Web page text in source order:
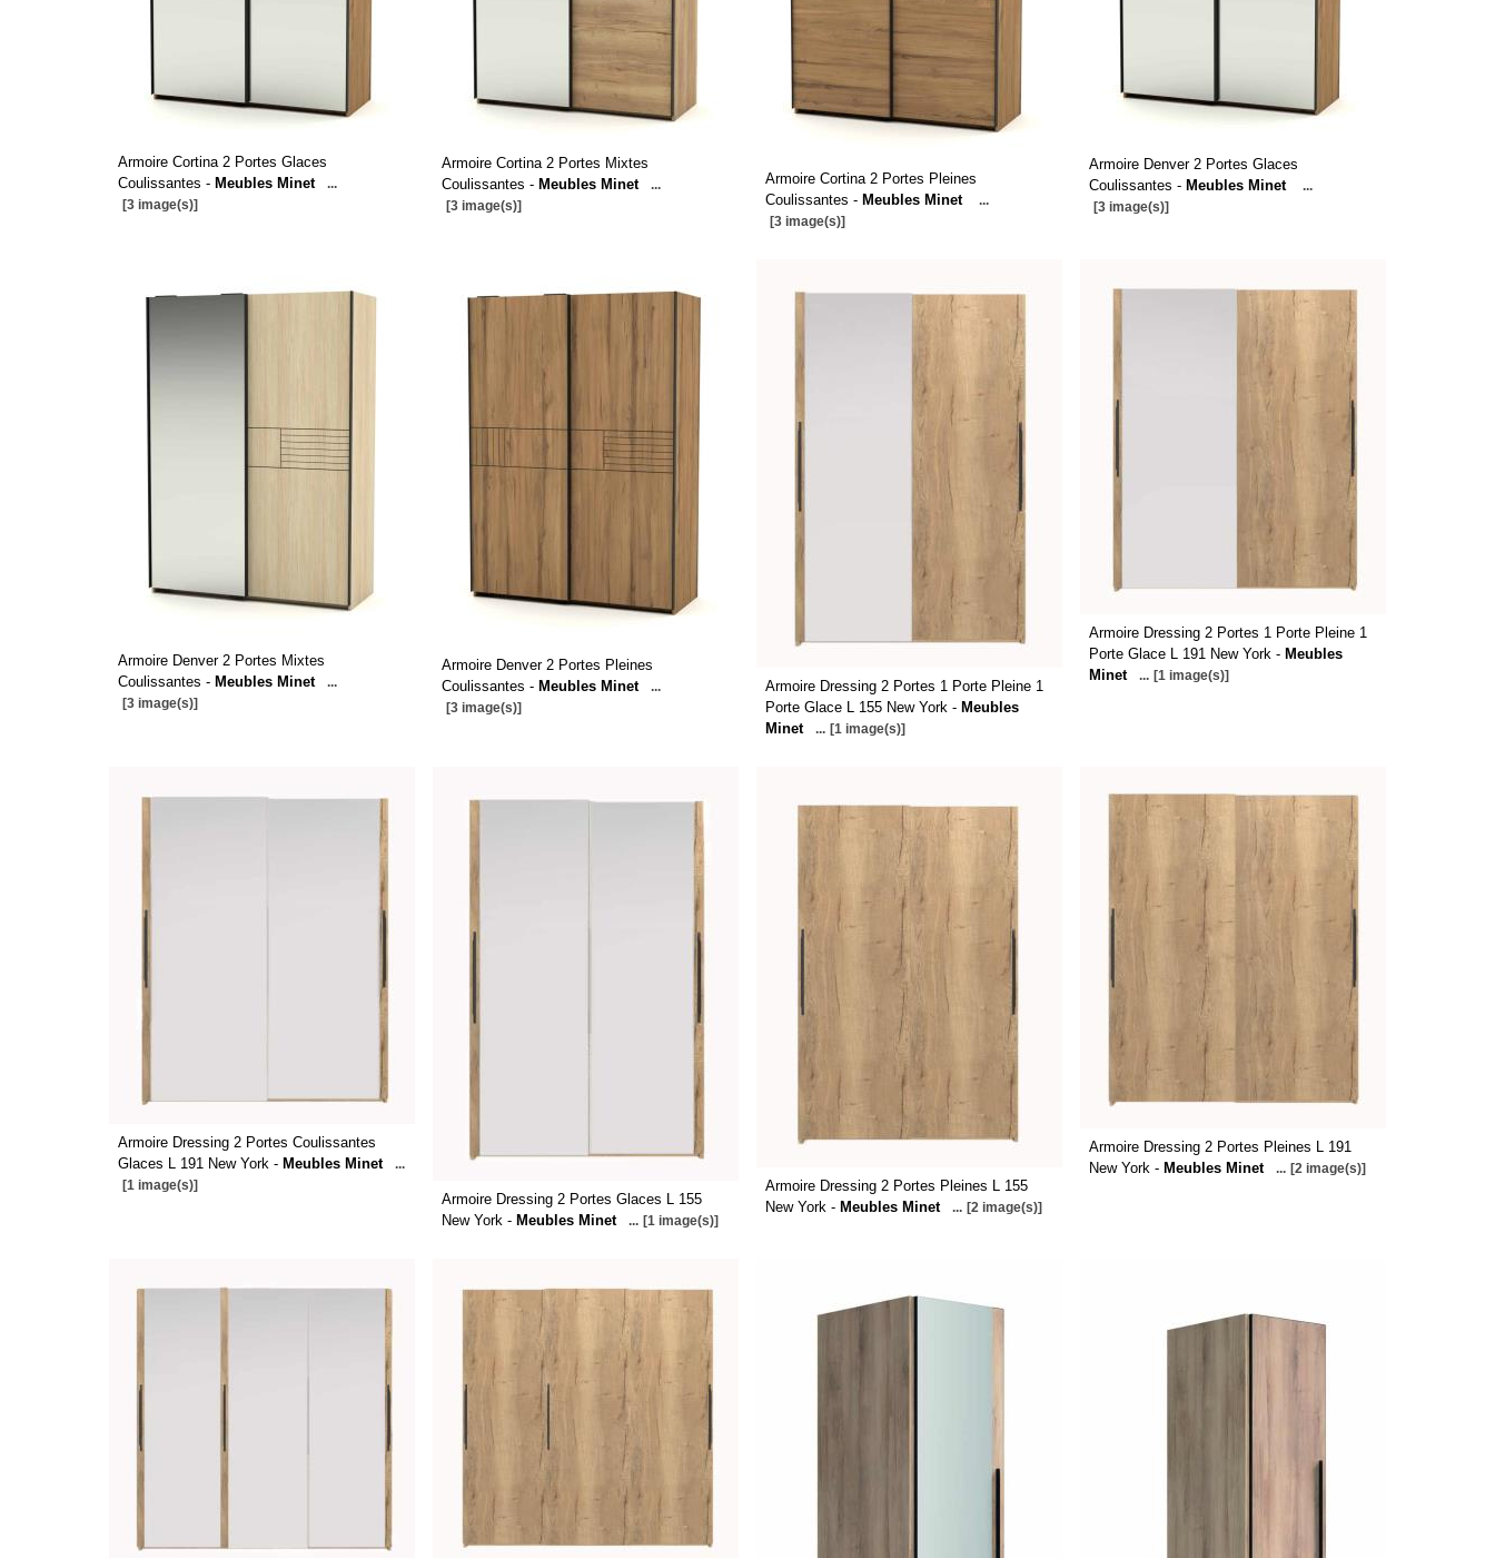
Armoire Cortina 2 Portes Glaces
Coulissantes - Meubles Minet
...
[3 image(s)]
Armoire Cortina 2 Portes Mixtes
Coulissantes - Meubles Minet
...
[3 image(s)]
Armoire Cortina 2 Portes Pleines
Coulissantes - Meubles Minet
...
[3 image(s)]
Armoire Denver 2 Portes Glaces
Coulissantes - Meubles Minet
...
[3 image(s)]
Armoire Denver 2 Portes Mixtes
Coulissantes - Meubles Minet
...
[3 image(s)]
Armoire Denver 2 Portes Pleines
Coulissantes - Meubles Minet
...
[3 image(s)]
Armoire Dressing 2 Portes 1 Porte Pleine 1
Porte Glace L 155 New York - Meubles
Minet
... [1 image(s)]
Armoire Dressing 2 Portes 1 Porte Pleine 1
Porte Glace L 191 New York - Meubles
Minet
... [1 image(s)]
Armoire Dressing 2 Portes Coulissantes
Glaces L 191 New York - Meubles Minet
...
[1 image(s)]
Armoire Dressing 2 Portes Glaces L 155
New York - Meubles Minet ... [1 image(s)]
Armoire Dressing 2 Portes Pleines L 155
New York - Meubles Minet ... [2 image(s)]
Armoire Dressing 2 Portes Pleines L 191
New York - Meubles Minet ... [2 image(s)]